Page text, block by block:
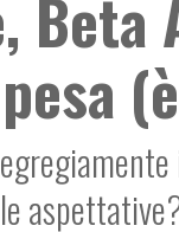
Beta